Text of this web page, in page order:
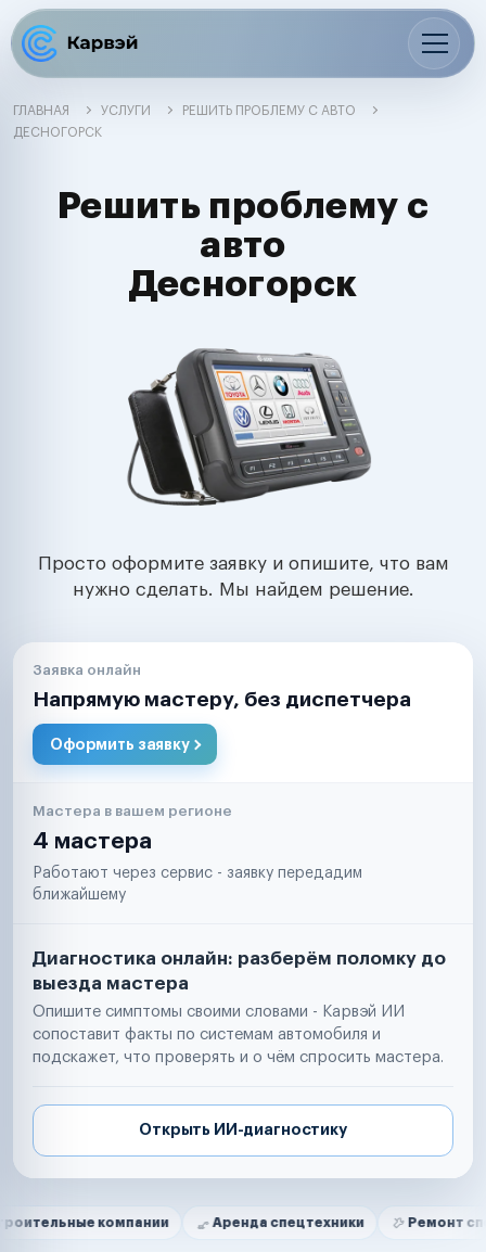
ГЛАВНАЯ УСЛУГИ
РЕШИТЬ ПРОБЛЕМУ С АВТО
ДЕСНОГОРСК
Решить проблему с
авто
Десногорск
Просто оформите заявку и опишите, что вам
нужно сделать. Мы найдем решение.
Заявка онлайн
Напрямую мастеру, без диспетчера
Оформить заявку
Мастера в вашем регионе
4 мастера
Работают через сервис - заявку передадим
ближайшему
Диагностика онлайн: разберём поломку до
выезда мастера
Опишите симптомы своими словами - Карвэй ИИ
сопоставит факты по системам автомобиля и
подскажет, что проверять и о чём спросить мастера.
Открыть ИИ-диагностику
Нам доверяют
компании Аренда спецтехники Ремонт спецтехники
Маркетплейсы